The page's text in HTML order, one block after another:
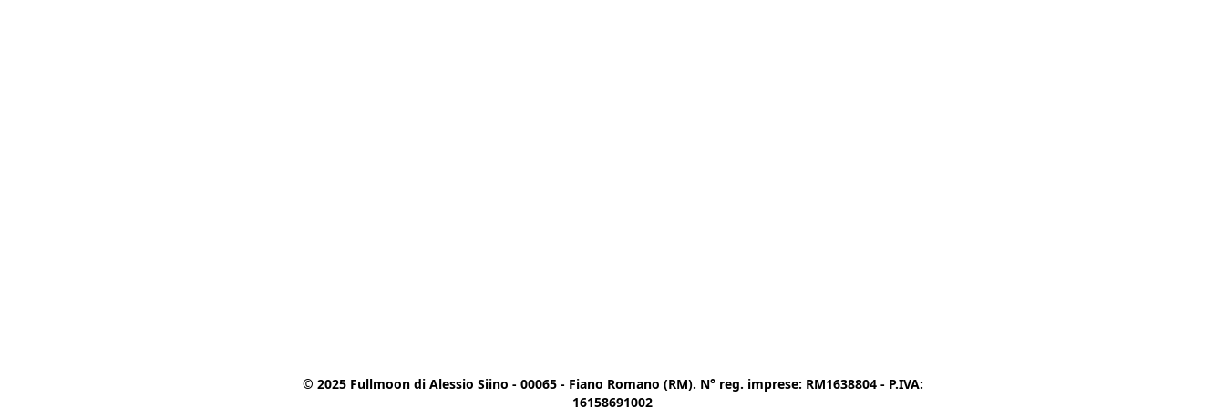
© 2025 Fullmoon di Alessio Siino - 00065 - Fiano Romano (RM). N° reg. imprese: RM1638804 - P.IVA:
16158691002